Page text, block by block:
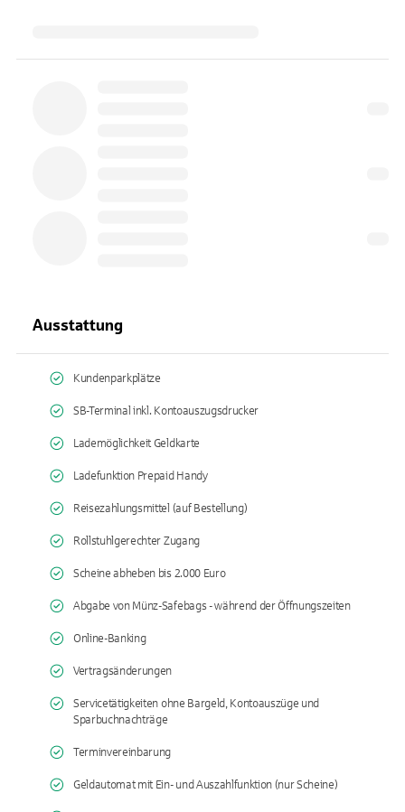
Ausstattung
Kundenparkplätze
SB-Terminal inkl. Kontoauszugsdrucker
Lademöglichkeit Geldkarte
Ladefunktion Prepaid Handy
Reisezahlungsmittel (auf Bestellung)
Rollstuhlgerechter Zugang
Scheine abheben bis 2.000 Euro
Abgabe von Münz-Safebags - während der Öffnungszeiten
Online-Banking
Vertragsänderungen
Servicetätigkeiten ohne Bargeld, Kontoauszüge und
Sparbuchnachträge
Terminvereinbarung
Geldautomat mit Ein- und Auszahlfunktion (nur Scheine)